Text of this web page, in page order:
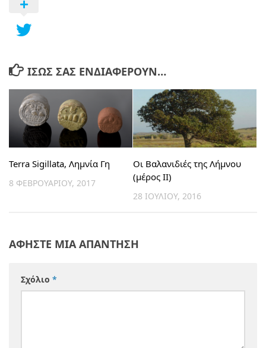
ΊΣΩΣ ΣΑΣ ΕΝΔΙΑΦΈΡΟΥΝ…
Terra Sigillata, Λημνία Γη
8 ΦΕΒΡΟΥΑΡΊΟΥ, 2017
Οι Βαλανιδιές της Λήμνου
(μέρος ΙΙ)
28 ΙΟΥΛΊΟΥ, 2016
ΑΦΉΣΤΕ ΜΙΑ ΑΠΆΝΤΗΣΗ
Σχόλιο *